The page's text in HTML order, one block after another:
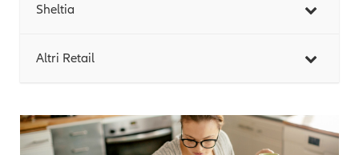
Sheltia
Altri Retail